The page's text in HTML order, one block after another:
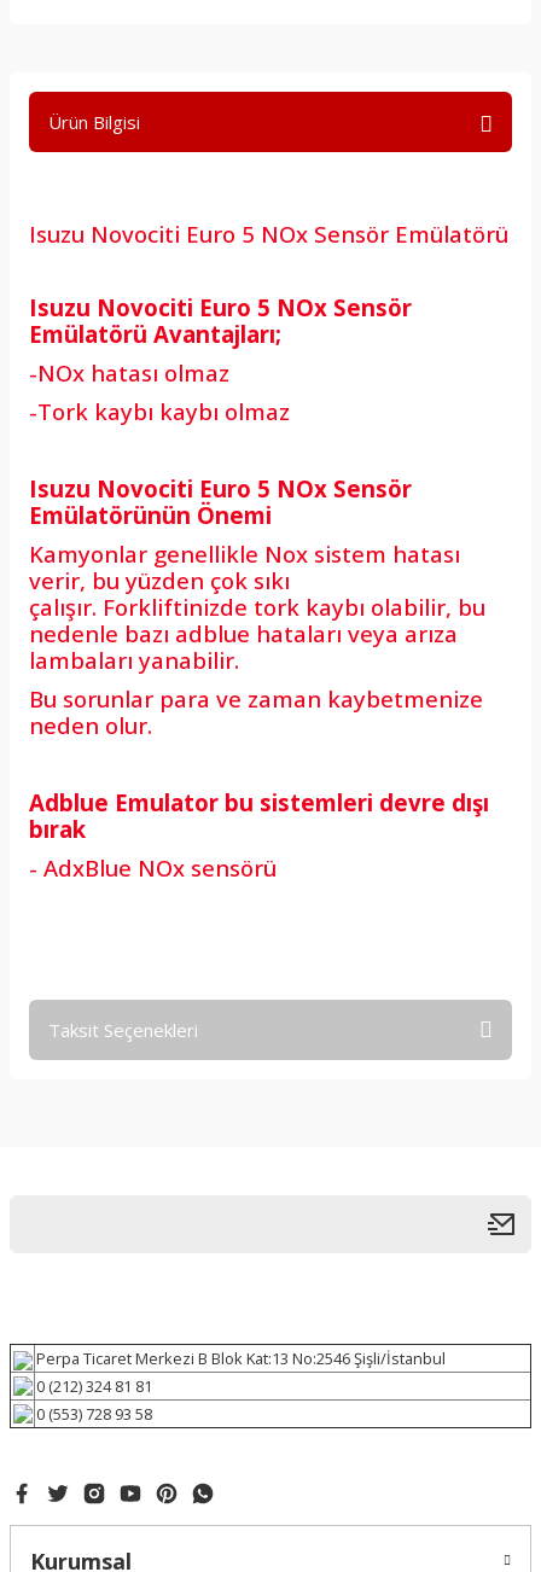
Ürün Bilgisi
Isuzu Novociti Euro 5 NOx Sensör Emülatörü
Isuzu Novociti Euro 5 NOx Sensör
Emülatörü Avantajları;
-NOx hatası olmaz
-Tork kaybı kaybı olmaz
Isuzu Novociti Euro 5 NOx Sensör
Emülatörünün Önemi
Kamyonlar genellikle Nox sistem hatası
verir, bu yüzden çok sıkı
çalışır. Forkliftinizde tork kaybı olabilir, bu
nedenle bazı adblue hataları veya arıza
lambaları yanabilir.
Bu sorunlar para ve zaman kaybetmenize
neden olur.
Adblue Emulator bu sistemleri devre dışı
bırak
- AdxBlue NOx sensörü
Taksit Seçenekleri
Perpa Ticaret Merkezi B Blok Kat:13 No:2546 Şişli/İstanbul
0 (212) 324 81 81
0 (553) 728 93 58
Kurumsal